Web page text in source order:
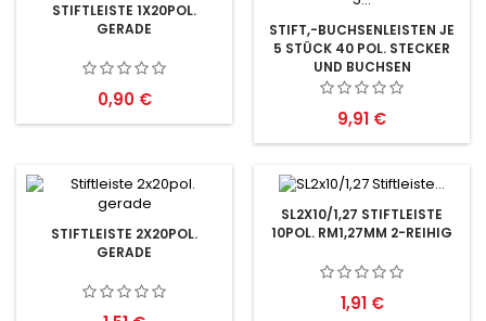
STIFTLEISTE 1X20POL.
GERADE
Preis
0,90 €
STIFT,-BUCHSENLEISTEN JE
5 STÜCK 40 POL. STECKER
UND BUCHSEN
Preis
9,91 €
STIFTLEISTE 2X20POL.
GERADE
SL2X10/1,27 STIFTLEISTE
10POL. RM1,27MM 2-REIHIG
Preis
1,91 €